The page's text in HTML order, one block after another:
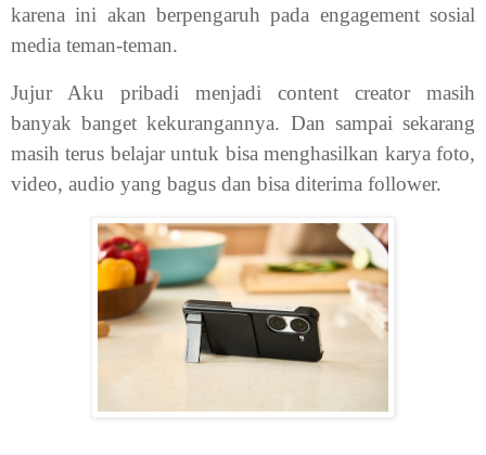
karena ini akan berpengaruh pada engagement sosial
media teman-teman.
Jujur Aku pribadi menjadi content creator masih
banyak banget kekurangannya. Dan sampai sekarang
masih terus belajar untuk bisa menghasilkan karya foto,
video, audio yang bagus dan bisa diterima follower.